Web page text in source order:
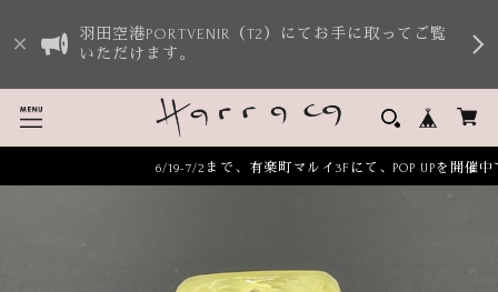
羽田空港PORTVENIR（T2）にてお手に取ってご覧
いただけます。
6/19-7/2まで、有楽町マルイ3Fにて、POP UPを開催